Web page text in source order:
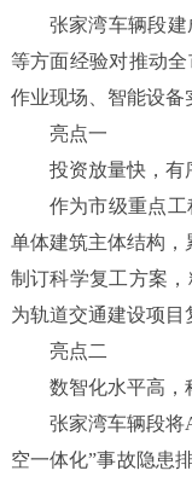
张家湾车辆段
等方面经验对推动
作业现场、智能设备
亮点一
投资放量快，有
作为市级重点
单体建筑主体结构，
制订科学复工方案
为轨道交通建设项
亮点二
数智化水平高，
张家湾车辆段
空一体化”事故隐患